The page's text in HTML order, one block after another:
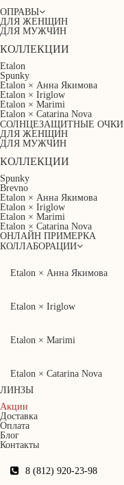
ОПРАВЫ
ДЛЯ ЖЕНЩИН
ДЛЯ МУЖЧИН
КОЛЛЕКЦИИ
Etalon
Spunky
Etalon × Анна Якимова
Etalon × Iriglow
Etalon × Marimi
Etalon × Catarina Nova
СОЛНЦЕЗАЩИТНЫЕ ОЧКИ
ДЛЯ ЖЕНЩИН
ДЛЯ МУЖЧИН
КОЛЛЕКЦИИ
Spunky
Brevno
Etalon × Анна Якимова
Etalon × Iriglow
Etalon × Marimi
Etalon × Catarina Nova
ОНЛАЙН ПРИМЕРКА
КОЛЛАБОРАЦИИ
Etalon × Анна Якимова
Etalon × Iriglow
Etalon × Marimi
Etalon × Catarina Nova
ЛИНЗЫ
Акции
Доставка
Оплата
Блог
Контакты
8 (812) 920-23-98